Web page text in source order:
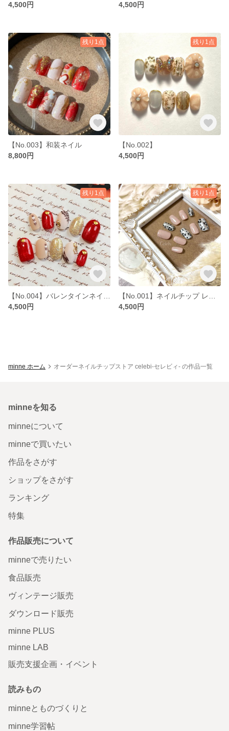
4,500円 4,500円
残り1点
【No.003】和装ネイル
8,800円
残り1点
【No.002】
4,500円
残り1点
4,500円
残り1点
4,500円
minne ホーム オーダーネイルチップストア celebi-セレビィ- の作品一覧
minneを知る
minneについて
minneで買いたい
作品をさがす
ショップをさがす
ランキング
特集
作品販売について
minneで売りたい
食品販売
ヴィンテージ販売
ダウンロード販売
minne PLUS
minne LAB
販売支援企画・イベント
読みもの
minneとものづくりと
minne学習帖